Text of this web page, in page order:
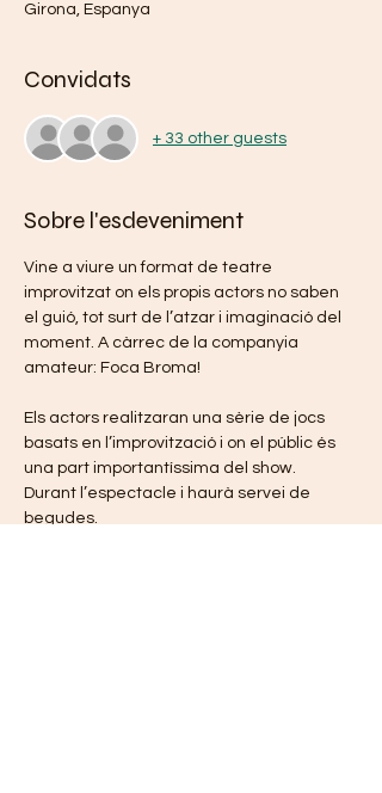
Girona, Espanya
Convidats
+ 33 other guests
Sobre l'esdeveniment
Vine a viure un format de teatre
improvitzat on els propis actors no saben
el guió, tot surt de l’atzar i imaginació del
moment. A càrrec de la companyia
amateur: Foca Broma!
Els actors realitzaran una sèrie de jocs
basats en l’improvització i on el públic és
una part importantíssima del show.
Durant l’espectacle i haurà servei de
begudes.